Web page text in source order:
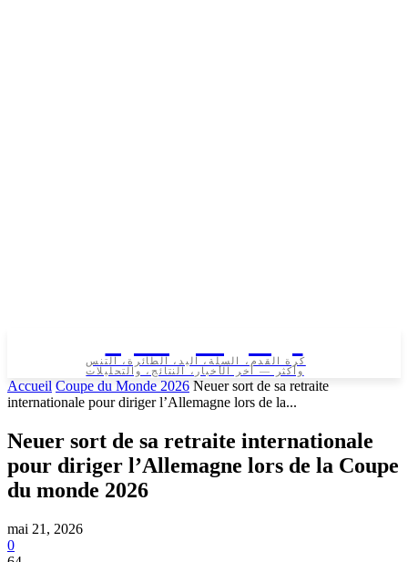
كرة القدم، السلة، اليد، الطائرة، التنس
وأكثر — آخر الأخبار، النتائج، والتحليلات
Accueil Coupe du Monde 2026 Neuer sort de sa retraite
internationale pour diriger l’Allemagne lors de la...
Neuer sort de sa retraite internationale
pour diriger l’Allemagne lors de la Coupe
du monde 2026
mai 21, 2026
0